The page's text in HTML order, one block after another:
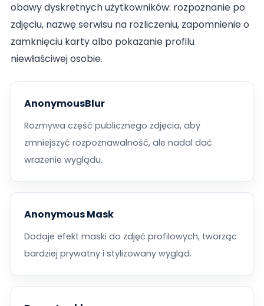
obawy dyskretnych użytkowników: rozpoznanie po
zdjęciu, nazwę serwisu na rozliczeniu, zapomnienie o
zamknięciu karty albo pokazanie profilu
niewłaściwej osobie.
AnonymousBlur
Rozmywa część publicznego zdjęcia, aby
zmniejszyć rozpoznawalność, ale nadal dać
wrażenie wyglądu.
Anonymous Mask
Dodaje efekt maski do zdjęć profilowych, tworząc
bardziej prywatny i stylizowany wygląd.